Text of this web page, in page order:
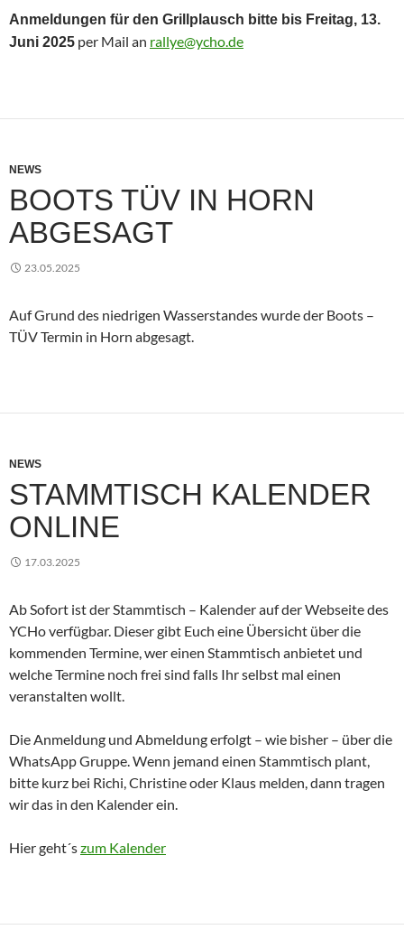
Anmeldungen für den Grillplausch bitte bis Freitag, 13.
Juni 2025 per Mail an rallye@ycho.de
NEWS
BOOTS TÜV IN HORN
ABGESAGT
23.05.2025
Auf Grund des niedrigen Wasserstandes wurde der Boots –
TÜV Termin in Horn abgesagt.
NEWS
STAMMTISCH KALENDER
ONLINE
17.03.2025
Ab Sofort ist der Stammtisch – Kalender auf der Webseite des
YCHo verfügbar. Dieser gibt Euch eine Übersicht über die
kommenden Termine, wer einen Stammtisch anbietet und
welche Termine noch frei sind falls Ihr selbst mal einen
veranstalten wollt.
Die Anmeldung und Abmeldung erfolgt – wie bisher – über die
WhatsApp Gruppe. Wenn jemand einen Stammtisch plant,
bitte kurz bei Richi, Christine oder Klaus melden, dann tragen
wir das in den Kalender ein.
Hier geht´szum Kalender